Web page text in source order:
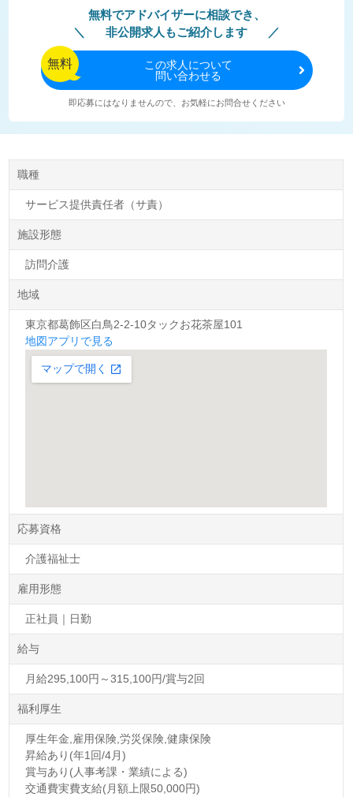
無料でアドバイザーに相談でき、
非公開求人もご紹介します
無料 この求人について
問い合わせる
即応募にはなりませんので、お気軽にお問合せください
職種
サービス提供責任者（サ責）
施設形態
訪問介護
地域
東京都葛飾区白鳥2-2-10タックお花茶屋101
地図アプリで見る
応募資格
介護福祉士
雇用形態
正社員｜日勤
給与
月給295,100円～315,100円/賞与2回
福利厚生
厚生年金,雇用保険,労災保険,健康保険
昇給あり(年1回/4月)
賞与あり(人事考課・業績による)
交通費実費支給(月額上限50,000円)